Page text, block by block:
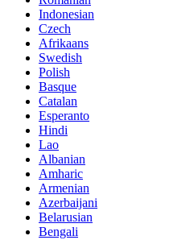
Indonesian
Czech
Afrikaans
Swedish
Polish
Basque
Catalan
Esperanto
Hindi
Lao
Albanian
Amharic
Armenian
Azerbaijani
Belarusian
Bengali